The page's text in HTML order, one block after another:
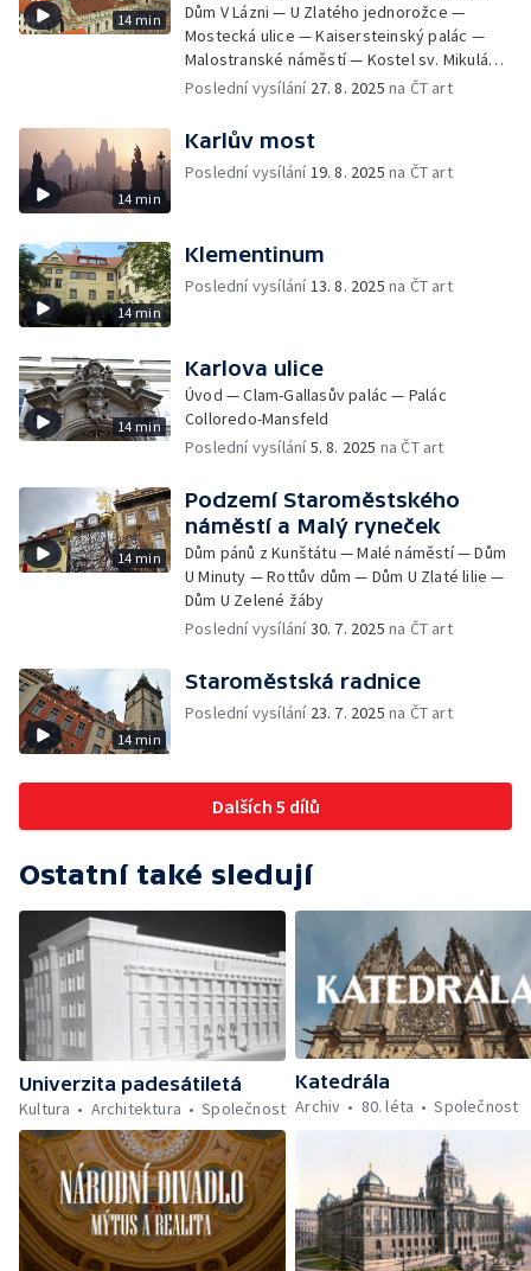
14 min
Dům V Lázni — U Zlatého jednorožce —
Mostecká ulice — Kaisersteinský palác —
Malostranské náměstí — Kostel sv. Mikuláše
— Trojický sloup — Lichtenštejnský palác
Poslední vysílání 27. 8. 2025 na ČT art
14 min
Karlův most
Poslední vysílání19. 8. 2025 na ČT art
14 min
Klementinum
Poslední vysílání13. 8. 2025 na ČT art
14 min
Karlova ulice
Úvod — Clam-Gallasův palác — Palác
Colloredo-Mansfeld
Poslední vysílání5. 8. 2025 na ČT art
14 min
Podzemí Staroměstského
náměstí a Malý ryneček
Dům pánů z Kunštátu — Malé náměstí — Dům
U Minuty — Rottův dům — Dům U Zlaté lilie —
Dům U Zelené žáby
Poslední vysílání30. 7. 2025 na ČT art
14 min
Staroměstská radnice
Poslední vysílání 23. 7. 2025 na ČT art
Dalších 5 dílů
Ostatní také sledují
Univerzita padesátiletá
Kultura
Architektura Společnost
Katedrála
Archiv
80. léta Společnost